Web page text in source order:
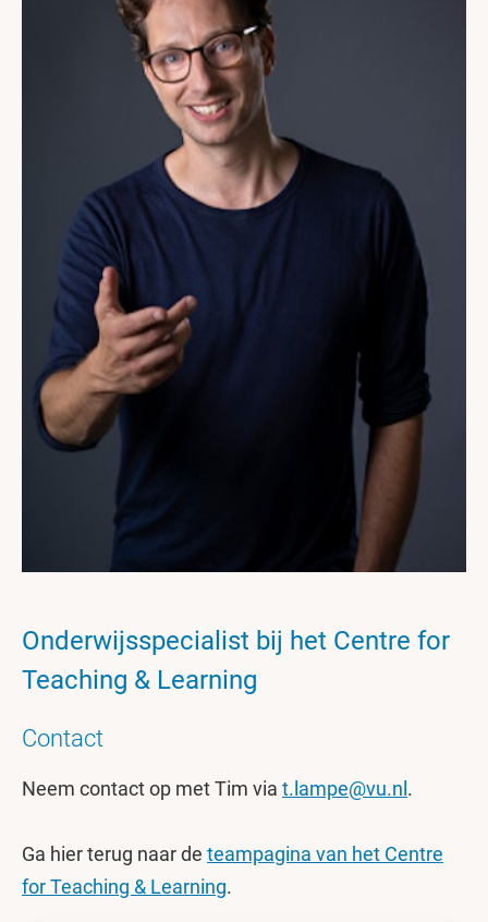
Onderwijsspecialist bij het Centre for
Teaching & Learning
Contact
Neem contact op met Tim via t.lampe@vu.nl .
Ga hier terug naar de teampagina van het Centre
for Teaching & Learning.